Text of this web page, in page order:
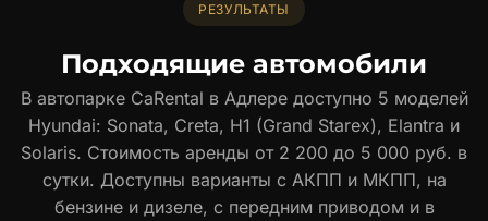
РЕЗУЛЬТАТЫ
Подходящие автомобили
В автопарке CaRental в Адлере доступно 5 моделей
Hyundai: Sonata, Creta, H1 (Grand Starex), Elantra и
Solaris. Стоимость аренды от 2 200 до 5 000 руб. в
сутки. Доступны варианты с АКПП и МКПП, на
бензине и дизеле, с передним приводом и в